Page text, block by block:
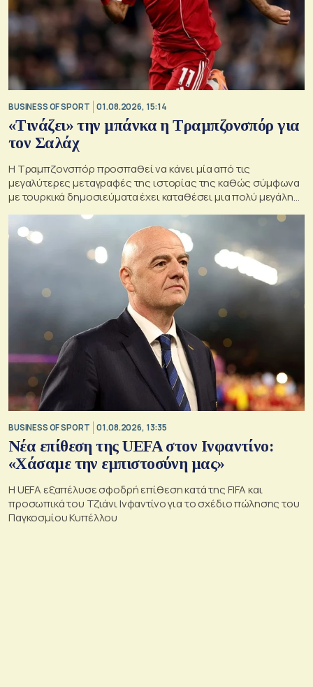
BUSINESS OF SPORT 01.08.2026, 15:14
«Τινάζει» την μπάνκα η Τραμπζονσπόρ για
τον Σαλάχ
Η Τραμπζονσπόρ προσπαθεί να κάνει μία από τις
μεγαλύτερες μεταγραφές της ιστορίας της καθώς σύμφωνα
με τουρκικά δημοσιεύματα έχει καταθέσει μια πολύ μεγάλη
BUSINESS OF SPORT 01.08.2026, 13:35
Νέα επίθεση της UEFA στον Ινφαντίνο:
«Χάσαμε την εμπιστοσύνη μας»
Η UEFA εξαπέλυσε σφοδρή επίθεση κατά της FIFA και
προσωπικά του Τζιάνι Ινφαντίνο για το σχέδιο πώλησης του
Παγκοσμίου Κυπέλλου